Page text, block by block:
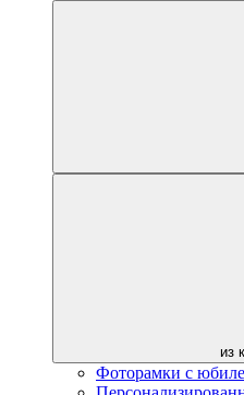
из
Фоторамки с